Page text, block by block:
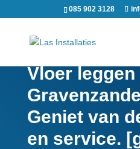
085 902 3128
Vloer leggen
Geniet van
en service.